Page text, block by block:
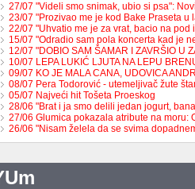
27/07 "Videli smo snimak, ubio si psa":
23/07 "Prozivao me je kod Bake Praseta
22/07 "Uhvatio me je za vrat, bacio na
15/07 "Odradio sam pola koncerta kad je
12/07 "DOBIO SAM ŠAMAR I ZAVRŠIO U
10/07 LEPA LUKIĆ LJUTA NA LEPU
09/07 KO JE MALA CANA, UDOVICA
08/07 Pera Todorović - utemeljivač žute
05/07 Najveći hit Tošeta Proeskog
28/06 "Brat i ja smo delili jedan jogurt,
27/06 Glumica pokazala atribute na moru:
26/06 "Nisam želela da se svima